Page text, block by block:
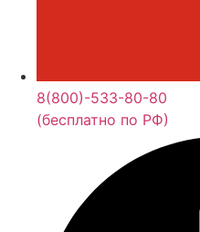
8(800)-533-80-80
(бесплатно по РФ)